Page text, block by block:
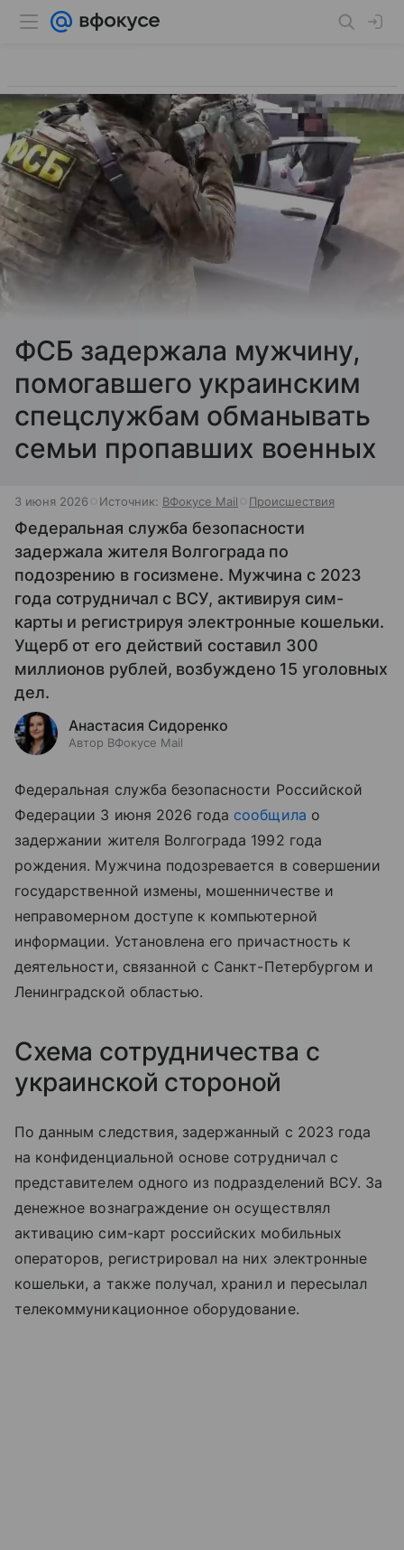
ФСБ задержала мужчину,
помогавшего украинским
спецслужбам обманывать
семьи пропавших военных
3 июня 2026 Источник: ВФокусе Mail Происшествия
Федеральная служба безопасности
задержала жителя Волгограда по
подозрению в госизмене. Мужчина с 2023
года сотрудничал с ВСУ, активируя сим-
карты и регистрируя электронные кошельки.
Ущерб от его действий составил 300
миллионов рублей, возбуждено 15 уголовных
дел.
Анастасия Сидоренко
Автор ВФокусе Mail
Федеральная служба безопасности Российской
Федерации 3 июня 2026 года сообщила о
задержании жителя Волгограда 1992 года
рождения. Мужчина подозревается в совершении
государственной измены, мошенничестве и
неправомерном доступе к компьютерной
информации. Установлена его причастность к
деятельности, связанной с Санкт-Петербургом и
Ленинградской областью.
Схема сотрудничества с
украинской стороной
По данным следствия, задержанный с 2023 года
на конфиденциальной основе сотрудничал с
представителем одного из подразделений ВСУ. За
денежное вознаграждение он осуществлял
активацию сим-карт российских мобильных
операторов, регистрировал на них электронные
кошельки, а также получал, хранил и пересылал
телекоммуникационное оборудование.